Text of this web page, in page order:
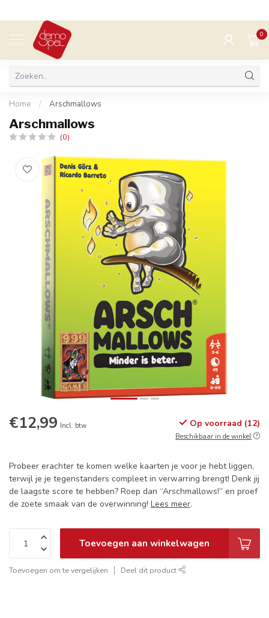
MENU
0
Home / Arschmallows
Arschmallows
(0)
€12,99 Incl. btw Op voorraad (12)
Beschikbaar in de winkel
Probeer erachter te komen welke kaarten je voor je hebt liggen,
terwijl je je tegenstanders compleet in verwarring brengt! Denk jij
de laagste score te hebben? Roep dan “Arschmallows!” en proef
de zoete smaak van de overwinning! Lees meer.
Toevoegen aan winkelwagen
Toevoegen om te vergelijken Deel dit product